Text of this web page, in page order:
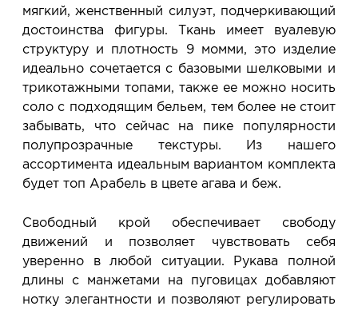
мягкий, женственный силуэт, подчеркивающий
достоинства фигуры. Ткань имеет вуалевую
структуру и плотность 9 момми, это изделие
идеально сочетается с базовыми шелковыми и
трикотажными топами, также ее можно носить
соло с подходящим бельем, тем более не стоит
забывать, что сейчас на пике популярности
полупрозрачные текстуры. Из нашего
ассортимента идеальным вариантом комплекта
будет топ Арабель в цвете агава и беж.
Свободный крой обеспечивает свободу
движений и позволяет чувствовать себя
уверенно в любой ситуации. Рукава полной
длины с манжетами на пуговицах добавляют
нотку элегантности и позволяют регулировать